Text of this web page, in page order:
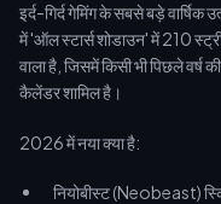
इर्द-गिर्द गेमिंग के सबसे बड़े
में 'ऑल स्टार्स शोडाउन' में 210
वाला है, जिसमें किसी भी पिछले वर्ष
कैलेंडर शामिल है।
2026 में नया क्या है:
नियोबीस्ट (Neobeast)